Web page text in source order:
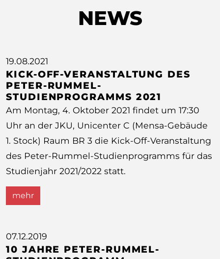
NEWS
19.08.2021
KICK-OFF-VERANSTALTUNG DES
PETER-RUMMEL-
STUDIENPROGRAMMS 2021
Am Montag, 4. Oktober 2021 findet um 17:30
Uhr an der JKU, Unicenter C (Mensa-Gebäude
1. Stock) Raum BR 3 die Kick-Off-Veranstaltung
des Peter-Rummel-Studienprogramms für das
Studienjahr 2021/2022 statt.
mehr
07.12.2019
10 JAHRE PETER-RUMMEL-